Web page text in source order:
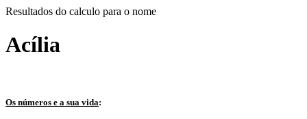
Resultados do calculo para o nome
Acília
Os números e a sua vida: